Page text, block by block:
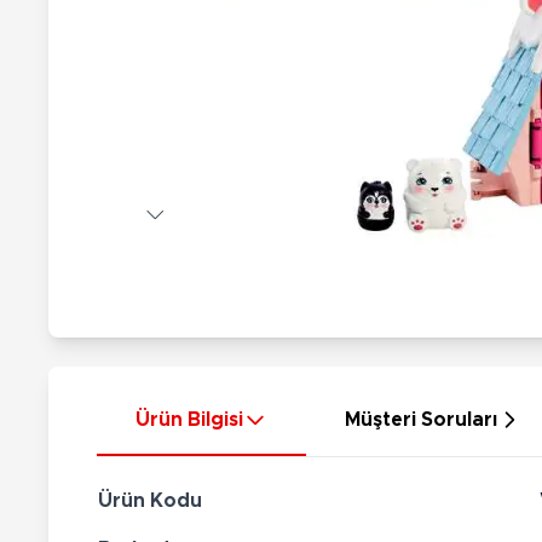
Ürün Bilgisi Müşteri Soruları
Ürün Kodu